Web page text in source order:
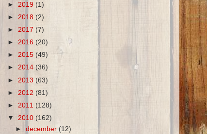
► 2019 (1)
► 2018 (2)
► 2017 (7)
► 2016 (20)
► 2015 (49)
► 2014 (36)
► 2013 (63)
► 2012 (81)
► 2011 (128)
▼ 2010 (162)
►december(12)